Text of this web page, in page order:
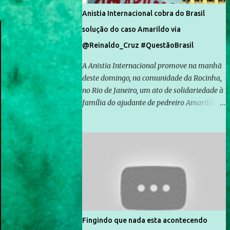
Anistia Internacional cobra do Brasil
solução do caso Amarildo via
@Reinaldo_Cruz #QuestãoBrasil
A Anistia Internacional promove na manhã
deste domingo, na comunidade da Rocinha,
no Rio de Janeiro, um ato de solidariedade à
família do ajudante de pedreiro Amarildo de
Rocinha. A assessora de Direitos Humanos
da Anistia Internacional, Renata Neder, disse
à Agência Brasil que ações e atividades de
mobilização são feitas normalmente pela
organização não governamental. As ações
de solidariedade são promovidas em apoio
Fingindo que nada esta acontecendo